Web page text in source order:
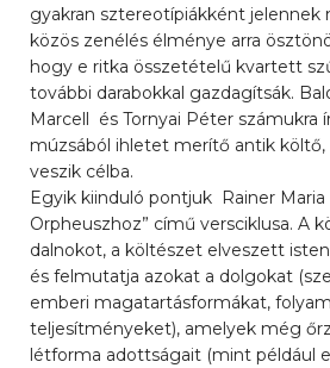
gyakran sztereotípiákként jelennek
közös zenélés élménye arra
hogy e ritka összetételű kvartett
további darabokkal gazdagítsák.
Marcell és Tornyai Péter számukra
múzsából ihletet merítő antik
veszik célba.
Egyik kiinduló pontjuk Rainer
Orpheuszhoz” című versciklusa. A
dalnokot, a költészet elveszett
és felmutatja azokat a dolgokat
emberi magatartásformákat,
teljesítményeket), amelyek még
létforma adottságait (mint például